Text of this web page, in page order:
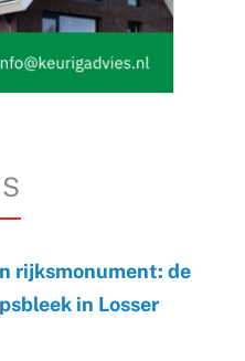
rijksmonument: de
in Losser